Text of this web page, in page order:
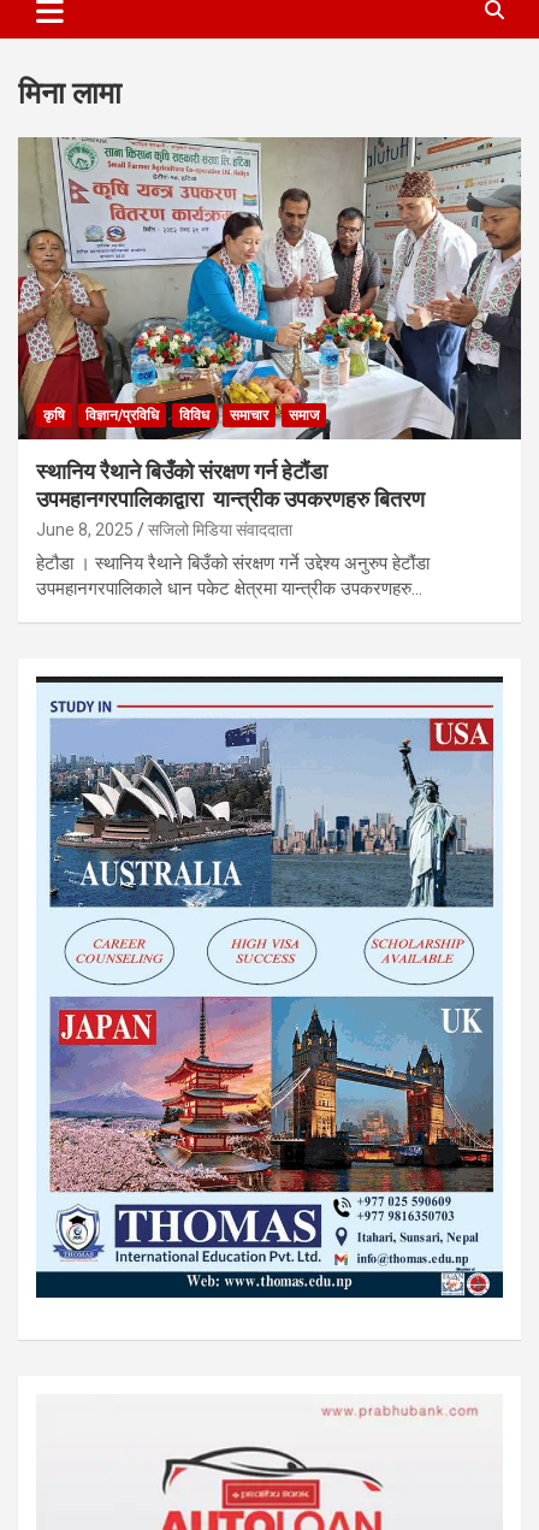
मिना लामा
कृषि विज्ञान/प्रविधि विविध समाचार समाज
स्थानिय रैथाने बिउँको संरक्षण गर्न हेटौंडा
उपमहानगरपालिकाद्वारा यान्त्रीक उपकरणहरु बितरण
June 8, 2025 सजिलो मिडिया संवाददाता
हेटौडा । स्थानिय रैथाने बिउँको संरक्षण गर्ने उद्देश्य अनुरुप हेटौंडा
उपमहानगरपालिकाले धान पकेट क्षेत्रमा यान्त्रीक उपकरणहरु…